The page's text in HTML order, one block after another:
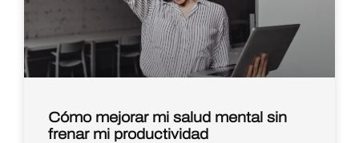
Cómo mejorar mi salud mental sin
frenar mi productividad